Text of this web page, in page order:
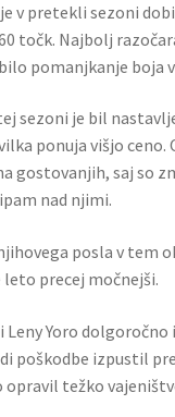
v pretekli sezoni
točk. Najbolj
pomanjkanje boja
sezoni je bil
ponuja višjo ceno.
gostovanjih, saj so
nad njimi.
posla v tem
leto precej močnejši.
Leny Yoro
poškodbe izpustil
opravil težko